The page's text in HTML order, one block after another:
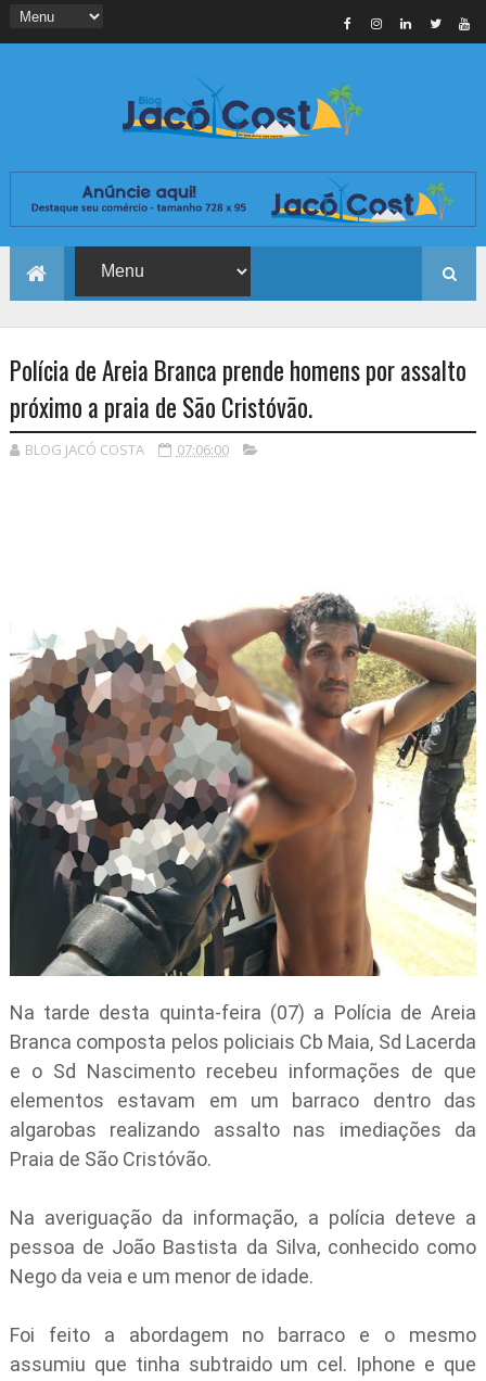
Polícia de Areia Branca prende homens por assalto
próximo a praia de São Cristóvão.
BLOG JACÓ COSTA 07:06:00
Na tarde desta quinta-feira (07) a Polícia de Areia
Branca composta pelos policiais Cb Maia, Sd Lacerda
e o Sd Nascimento recebeu informações de que
elementos estavam em um barraco dentro das
algarobas realizando assalto nas imediações da
Praia de São Cristóvão.
Na averiguação da informação, a polícia deteve a
pessoa de João Bastista da Silva, conhecido como
Nego da veia e um menor de idade.
Foi feito a abordagem no barraco e o mesmo
assumiu que tinha subtraido um cel. Iphone e que